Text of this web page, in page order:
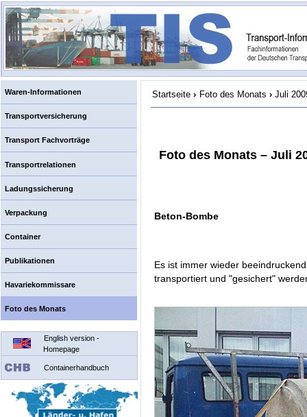
Waren-Informationen
Transportversicherung
Transport Fachvorträge
Transportrelationen
Ladungssicherung
Verpackung
Container
Publikationen
Havariekommissare
Foto des Monats
English version -
Homepage
Containerhandbuch
Startseite › Foto des Monats › Juli
Foto des Monats – Juli
Beton-Bombe
Es ist immer wieder
transportiert und "gesichert"